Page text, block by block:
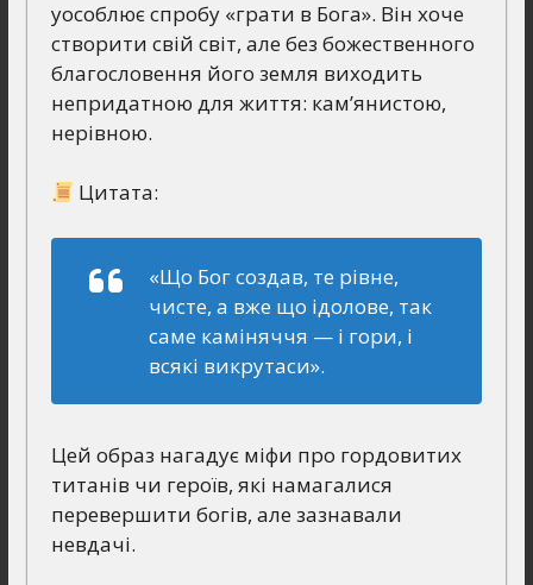
уособлює спробу «грати в Бога». Він хоче
створити свій світ, але без божественного
благословення його земля виходить
непридатною для життя: кам’янистою,
нерівною.
Цитата:
«Що Бог создав, те рівне,
чисте, а вже що ідолове, так
саме каміняччя — і гори, і
всякі викрутаси».
Цей образ нагадує міфи про гордовитих
титанів чи героїв, які намагалися
перевершити богів, але зазнавали
невдачі.